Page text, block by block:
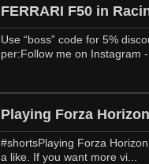
FERRARI F50 in
Use “boss” code for 5%
per:Follow me on Instagram
Playing Forza
#shortsPlaying Forza
a like. If you want more vi...